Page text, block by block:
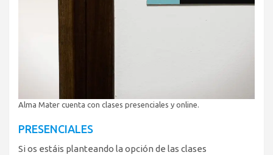
Alma Mater cuenta con clases presenciales y online.
PRESENCIALES
Si os estáis planteando la opción de las clases